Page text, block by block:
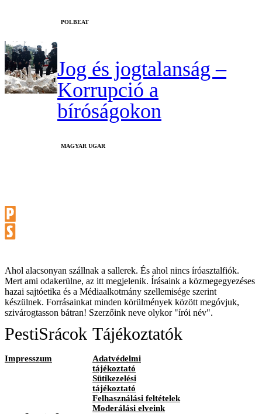
‎POLBEAT
Jog és jogtalanság –
Korrupció a
bíróságokon
MAGYAR UGAR
Ahol alacsonyan szállnak a sallerek. És ahol nincs íróasztalfiók.
Mert ami odakerülne, az itt megjelenik. Írásaink a közmegegyezéses
hazai sajtóetika és a Médiaalkotmány szellemisége szerint
készülnek. Forrásainkat minden körülmények között megóvjuk,
szivárogtasson bátran! Szerzőink neve olykor "írói név".
PestiSrácok
Impresszum
Tájékoztatók
Adatvédelmi
tájékoztató
Sütikezelési
tájékoztató
Felhasználási feltételek
Moderálási elveink